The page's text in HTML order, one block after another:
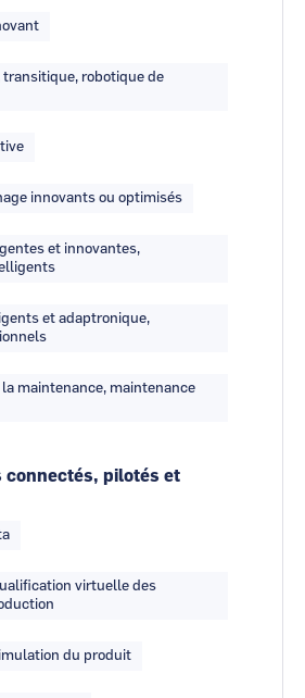
robotique de
innovants ou optimisés
et innovantes,
et adaptronique,
maintenance, maintenance
connectés, pilotés et
virtuelle des
du produit